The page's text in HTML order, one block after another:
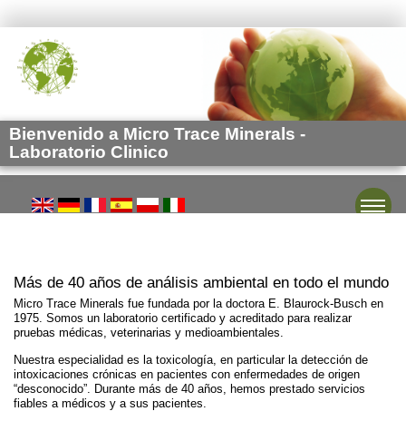
Bienvenido a Micro Trace Minerals -
Laboratorio Clinico
Más de 40 años de análisis ambiental en todo el mundo
Micro Trace Minerals fue fundada por la doctora E. Blaurock-Busch en
1975. Somos un laboratorio certificado y acreditado para realizar
pruebas médicas, veterinarias y medioambientales.
Nuestra especialidad es la toxicología, en particular la detección de
intoxicaciones crónicas en pacientes con enfermedades de origen
“desconocido”. Durante más de 40 años, hemos prestado servicios
fiables a médicos y a sus pacientes.